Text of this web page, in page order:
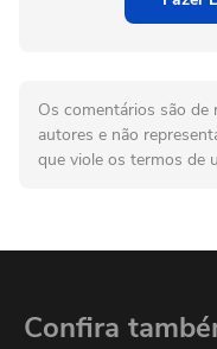
Os comentários são de
autores e não
que viole os termos de
Confira